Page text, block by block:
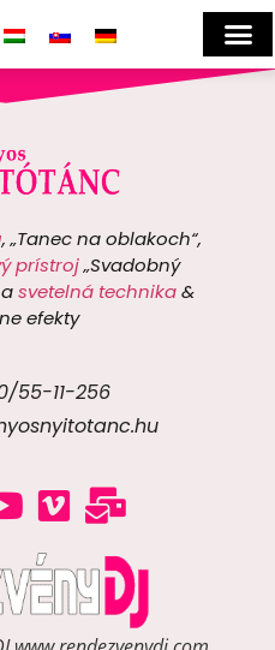
, „Tanec na oblakoch“,
prístroj„Svadobný
svetelná technika&
efekty
55-11-256